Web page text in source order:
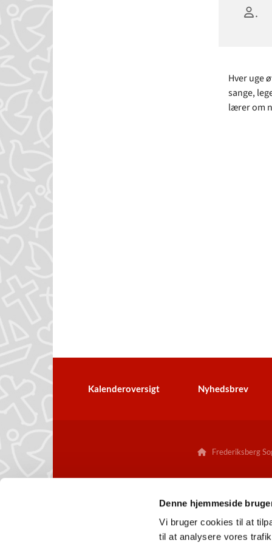
Denne hjemmeside
Vi bruger cookies til at
til at analysere vores
.
Hver uge
sange,
lærer om
Kalenderoversigt Nyhedsbrev
Frederiksberg